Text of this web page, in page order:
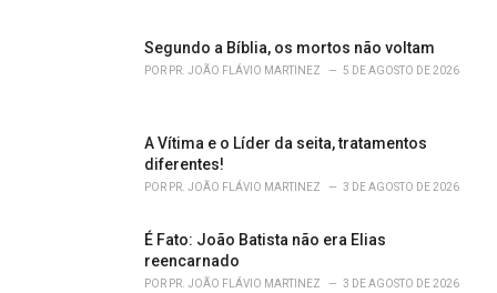
Segundo a Bíblia, os mortos não voltam
POR PR. JOÃO FLÁVIO MARTINEZ 5 DE AGOSTO DE 2026
A Vítima e o Líder da seita, tratamentos
diferentes!
POR PR. JOÃO FLÁVIO MARTINEZ 3 DE AGOSTO DE 2026
É Fato: João Batista não era Elias
reencarnado
POR PR. JOÃO FLÁVIO MARTINEZ 3 DE AGOSTO DE 2026